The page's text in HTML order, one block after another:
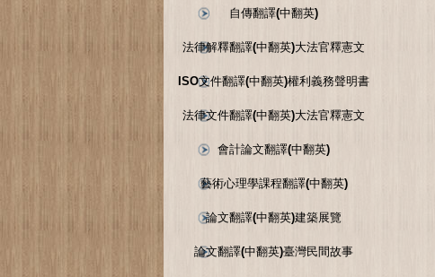
自傳翻譯(中翻英)
法律解釋翻譯(中翻英)大法官釋憲文
ISO文件翻譯(中翻英)權利義務聲明書
法律文件翻譯(中翻英)大法官釋憲文
會計論文翻譯(中翻英)
藝術心理學課程翻譯(中翻英)
論文翻譯(中翻英)建築展覽
論文翻譯(中翻英)臺灣民間故事